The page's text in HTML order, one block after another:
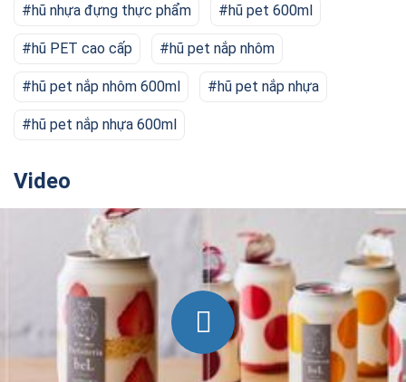
hũ nhựa đựng thực phẩm hũ pet 600ml
hũ PET cao cấp hũ pet nắp nhôm
hũ pet nắp nhôm 600ml hũ pet nắp nhựa
hũ pet nắp nhựa 600ml
Video